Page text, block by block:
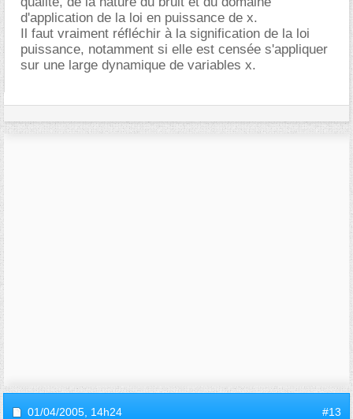
d'application de la loi en puissance de x.
Il faut vraiment réfléchir à la signification de la loi
puissance, notamment si elle est censée s'appliquer
sur une large dynamique de variables x.
01/04/2005, 14h24 #13